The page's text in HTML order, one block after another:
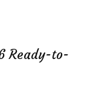
Ready-to-